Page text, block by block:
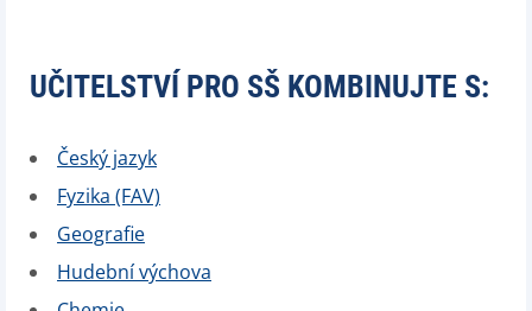
UČITELSTVÍ PRO SŠ KOMBINUJTE S:
Český jazyk
Fyzika (FAV)
Geografie
Hudební výchova